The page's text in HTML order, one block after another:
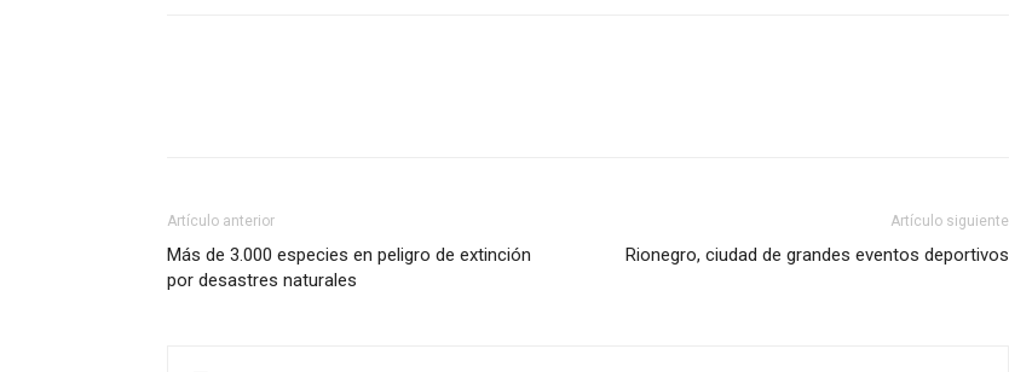
Artículo anterior
Más de 3.000 especies en peligro de extinción
por desastres naturales
Artículo siguiente
Rionegro, ciudad de grandes eventos deportivos